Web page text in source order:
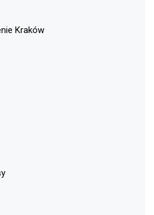
Kraków